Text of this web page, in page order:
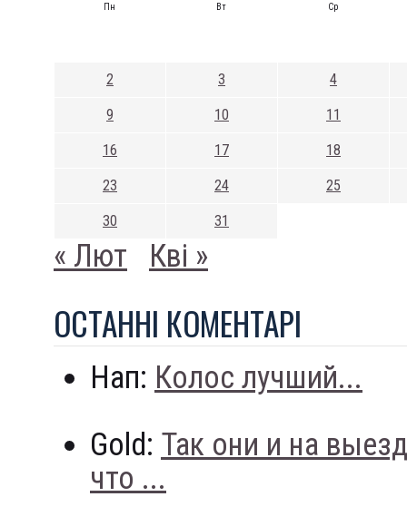
Пн Вт Ср
2 3 4
9 10 11
16 17 18
23 24 25
30 31
« Лют Кві »
ОСТАННI КОМЕНТАРI
Нап: Колос лучший...
Gold: Так они и на
что ...